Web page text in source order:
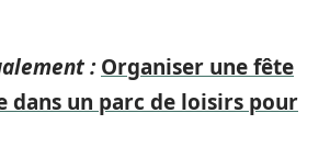
: Organiser une fête
dans un parc de loisirs pour